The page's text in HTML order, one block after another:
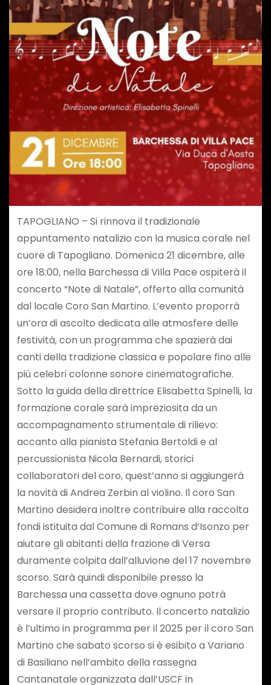
TAPOGLIANO – Si rinnova il tradizionale
appuntamento natalizio con la musica corale nel
cuore di Tapogliano. Domenica 21 dicembre, alle
ore 18:00, nella Barchessa di Villa Pace ospiterà il
concerto “Note di Natale”, offerto alla comunità
dal locale Coro San Martino. L’evento proporrà
un’ora di ascolto dedicata alle atmosfere delle
festività, con un programma che spazierà dai
canti della tradizione classica e popolare fino alle
più celebri colonne sonore cinematografiche.
Sotto la guida della direttrice Elisabetta Spinelli, la
formazione corale sarà impreziosita da un
accompagnamento strumentale di rilievo:
accanto alla pianista Stefania Bertoldi e al
percussionista Nicola Bernardi, storici
collaboratori del coro, quest’anno si aggiungerà
la novità di Andrea Zerbin al violino. Il coro San
Martino desidera inoltre contribuire alla raccolta
fondi istituita dal Comune di Romans d’Isonzo per
aiutare gli abitanti della frazione di Versa
duramente colpita dall’alluvione del 17 novembre
scorso. Sarà quindi disponibile presso la
Barchessa una cassetta dove ognuno potrà
versare il proprio contributo. Il concerto natalizio
è l’ultimo in programma per il 2025 per il coro San
Martino che sabato scorso si è esibito a Variano
di Basiliano nell’ambito della rassegna
Cantanatale organizzata dall’USCF in